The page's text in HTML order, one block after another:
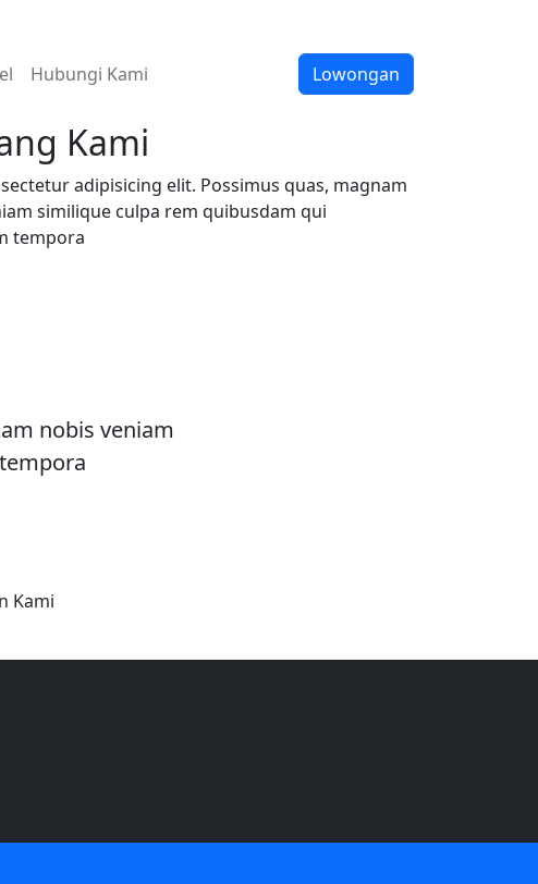
Hubungi Kami Lowongan
Kami
adipisicing elit. Possimus quas, magnam
similique culpa rem quibusdam qui
tempora
nobis veniam